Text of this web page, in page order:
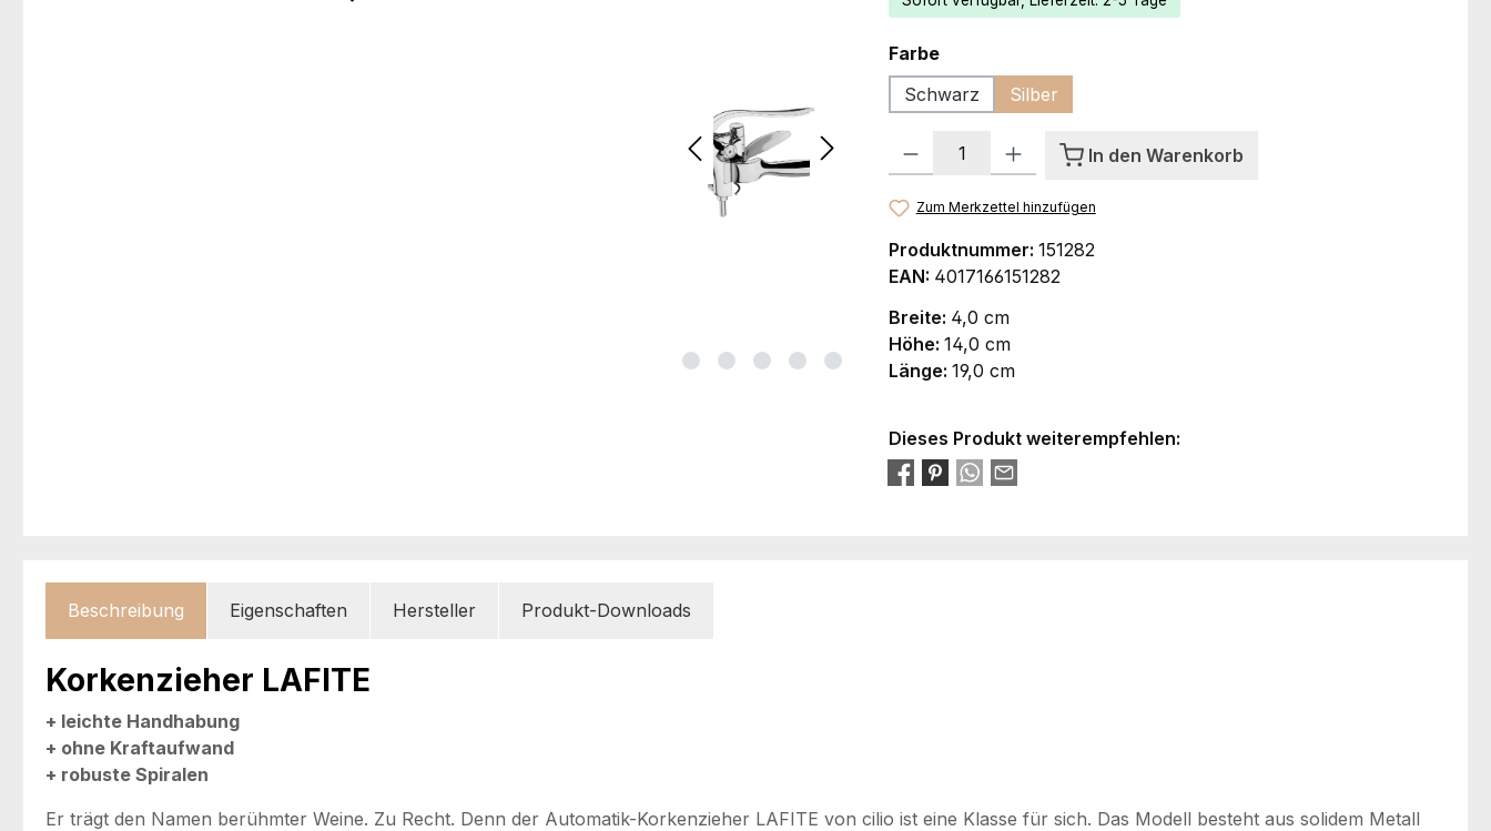
Farbeauswählen
Schwarz
Silber
Produkt Anzahl: Gib den gewünschten Wert ein oder benutze die Schaltflächen
In den Warenkorb
Zum Merkzettel hinzufügen
Produktnummer: 151282
EAN: 4017166151282
Breite: 4,0 cm
Höhe: 14,0 cm
Länge: 19,0 cm
Dieses Produkt weiterempfehlen:
Beschreibung Eigenschaften Hersteller Produkt-Downloads
Korkenzieher LAFITE
+ leichte Handhabung
+ ohne Kraftaufwand
+ robuste Spiralen
Er trägt den Namen berühmter Weine. Zu Recht. Denn der Automatik-Korkenzieher LAFITE von cilio ist eine Klasse für sich. Das Modell besteht aus solidem Metall